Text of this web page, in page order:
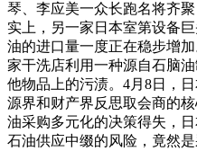
琴、李应美一众长跑名将齐
实上，另一家日本室第设备
油的进口量一度正在稳步增
家干洗店利用一种源自石脑
他物品上的污渍。4月8日，
源界和财产界反思取会商的
油采购多元化的决策得失，
石油供应中缀的风险，竟然